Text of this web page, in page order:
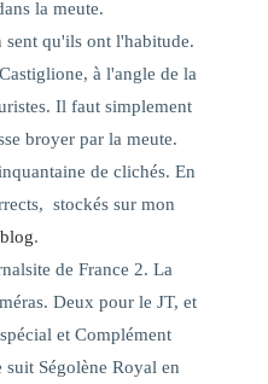
la meute.
qu'ils ont l'habitude.
à l'angle de la
Il faut simplement
broyer par la meute.
de clichés. En
stockés sur mon
.
de France 2. La
Deux pour le JT, et
et Complément
Ségolène Royal en